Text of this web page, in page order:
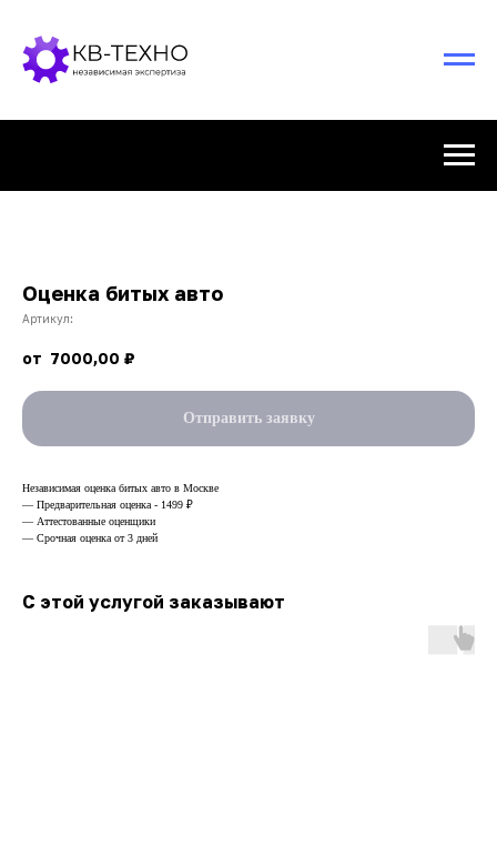
Оценка битых авто
Артикул:
7000,00 ₽
Отправить заявку
Независимая оценка битых авто в Москве
— Предварительная оценка - 1499 ₽
— Аттестованные оценщики
— Срочная оценка от 3 дней
С этой услугой заказывают